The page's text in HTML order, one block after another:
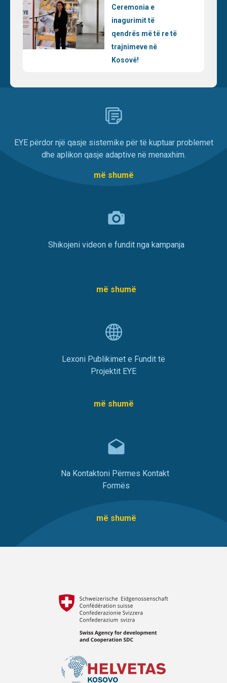
Ceremonia e
inagurimit të
qendrës më të re të
trajnimeve në
Kosovë!
EYE përdor një qasje sistemike për të kuptuar problemet
dhe aplikon qasje adaptive në menaxhim.
më shumë
Shikojeni videon e fundit nga kampanja
më shumë
Lexoni Publikimet e Fundit të
Projektit EYE
më shumë
Na Kontaktoni Përmes Kontakt
Formës
më shumë